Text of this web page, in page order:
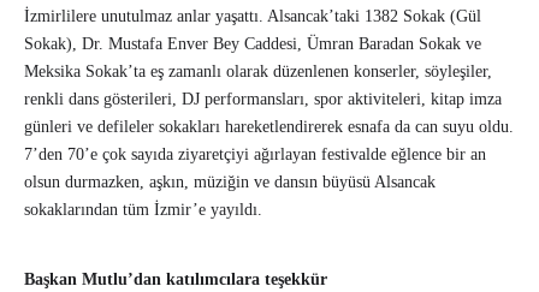
İzmirlilere unutulmaz anlar yaşattı. Alsancak’taki 1382 Sokak (Gül
Sokak), Dr. Mustafa Enver Bey Caddesi, Ümran Baradan Sokak ve
Meksika Sokak’ta eş zamanlı olarak düzenlenen konserler, söyleşiler,
renkli dans gösterileri, DJ performansları, spor aktiviteleri, kitap imza
günleri ve defileler sokakları hareketlendirerek esnafa da can suyu oldu.
7’den 70’e çok sayıda ziyaretçiyi ağırlayan festivalde eğlence bir an
olsun durmazken, aşkın, müziğin ve dansın büyüsü Alsancak
sokaklarından tüm İzmir’e yayıldı.
Başkan Mutlu’dan katılımcılara teşekkür